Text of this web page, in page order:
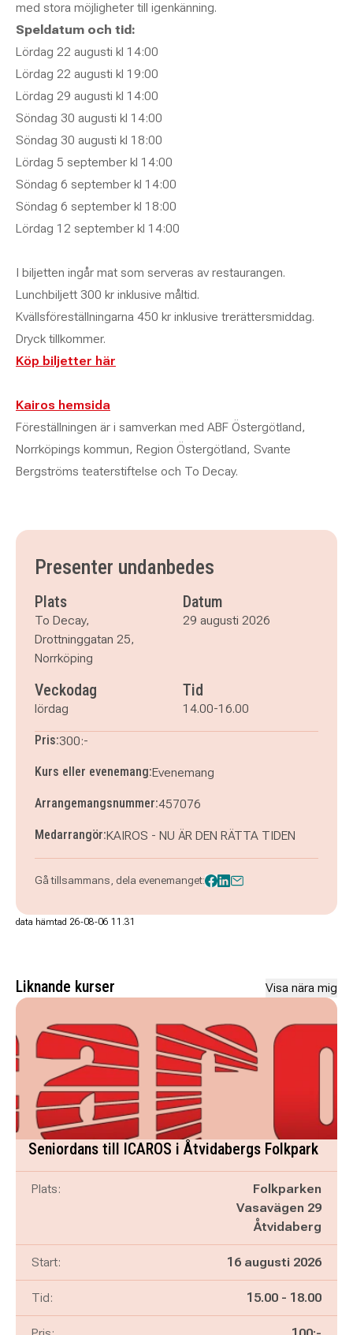
med stora möjligheter till igenkänning.
Speldatum och tid:
Lördag 22 augusti kl 14:00
Lördag 22 augusti kl 19:00
Lördag 29 augusti kl 14:00
Söndag 30 augusti kl 14:00
Söndag 30 augusti kl 18:00
Lördag 5 september kl 14:00
Söndag 6 september kl 14:00
Söndag 6 september kl 18:00
Lördag 12 september kl 14:00
I biljetten ingår mat som serveras av restaurangen.
Lunchbiljett 300 kr inklusive måltid.
Kvällsföreställningarna 450 kr inklusive trerättersmiddag.
Dryck tillkommer.
Köp biljetter här
Kairos hemsida
Föreställningen är i samverkan med ABF Östergötland,
Norrköpings kommun, Region Östergötland, Svante
Bergströms teaterstiftelse och To Decay.
Presenter undanbedes
Plats
To Decay,
Drottninggatan 25,
Norrköping
Datum
29 augusti 2026
Veckodag
lördag
Tid
14.00-16.00
Pris:300:-
Kurs eller evenemang:Evenemang
Arrangemangsnummer:457076
Medarrangör:KAIROS - NU ÄR DEN RÄTTA TIDEN
Gå tillsammans, dela evenemanget:
data hämtad 26-08-06 11.31
Liknande kurser Visa nära mig
Seniordans till ICAROS i Åtvidabergs Folkpark
Plats:
Folkparken
Vasavägen 29
Åtvidaberg
Start: 16 augusti 2026
Tid: Pågår mellan
15.00 - och
18.00